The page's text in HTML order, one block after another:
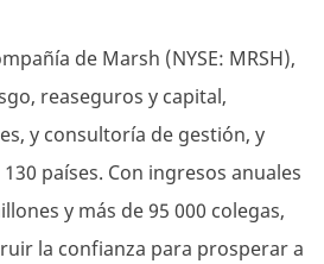
de Marsh (NYSE: MRSH),
reaseguros y capital,
y consultoría de gestión, y
países. Con ingresos anuales
y más de 95 000 colegas,
la confianza para prosperar a